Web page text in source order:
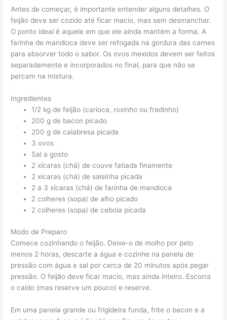
Antes de começar, é importante entender alguns detalhes. O
feijão deve ser cozido até ficar macio, mas sem desmanchar.
O ponto ideal é aquele em que ele ainda mantém a forma. A
farinha de mandioca deve ser refogada na gordura das carnes
para absorver todo o sabor. Os ovos mexidos devem ser feitos
separadamente e incorporados no final, para que não se
percam na mistura.
Ingredientes
1/2 kg de feijão (carioca, roxinho ou fradinho)
200 g de bacon picado
200 g de calabresa picada
3 ovos
Sal a gosto
2 xícaras (chá) de couve fatiada finamente
2 xícaras (chá) de salsinha picada
2 a 3 xícaras (chá) de farinha de mandioca
2 colheres (sopa) de alho picado
2 colheres (sopa) de cebola picada
Modo de Preparo
Comece cozinhando o feijão. Deixe-o de molho por pelo
menos 2 horas, descarte a água e cozinhe na panela de
pressão com água e sal por cerca de 20 minutos após pegar
pressão. O feijão deve ficar macio, mas ainda inteiro. Escorra
o caldo (mas reserve um pouco) e reserve.
Em uma panela grande ou frigideira funda, frite o bacon e a